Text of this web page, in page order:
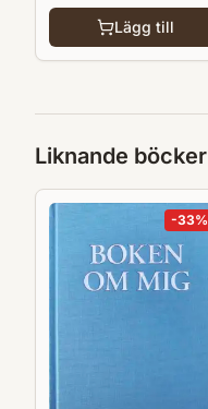
Lägg till
Liknande böcker
-33%